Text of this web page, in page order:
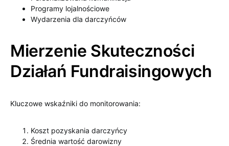
Programy lojalnościowe
Wydarzenia dla darczyńców
Mierzenie Skuteczności
Działań Fundraisingowych
Kluczowe wskaźniki do monitorowania:
Koszt pozyskania darczyńcy
Średnia wartość darowizny